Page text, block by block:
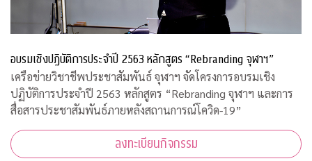
อบรมเชิงปฏิบัติการประจำปี 2563 หลักสูตร “Rebranding จุฬาฯ”
เครือข่ายวิชาชีพประชาสัมพันธ์ จุฬาฯ จัดโครงการอบรมเชิง
ปฏิบัติการประจำปี 2563 หลักสูตร “Rebranding จุฬาฯ และการ
สื่อสารประชาสัมพันธ์ภายหลังสถานการณ์โควิด-19”
ลงทะเบียนกิจกรรม